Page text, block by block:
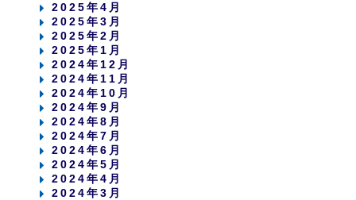
2025年4月
2025年3月
2025年2月
2025年1月
2024年12月
2024年11月
2024年10月
2024年9月
2024年8月
2024年7月
2024年6月
2024年5月
2024年4月
2024年3月